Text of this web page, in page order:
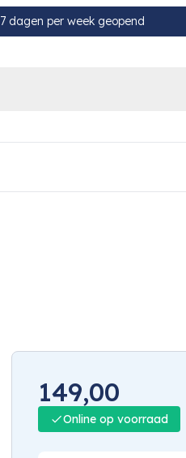
7 dagen per week geopend
149,00
Online op voorraad